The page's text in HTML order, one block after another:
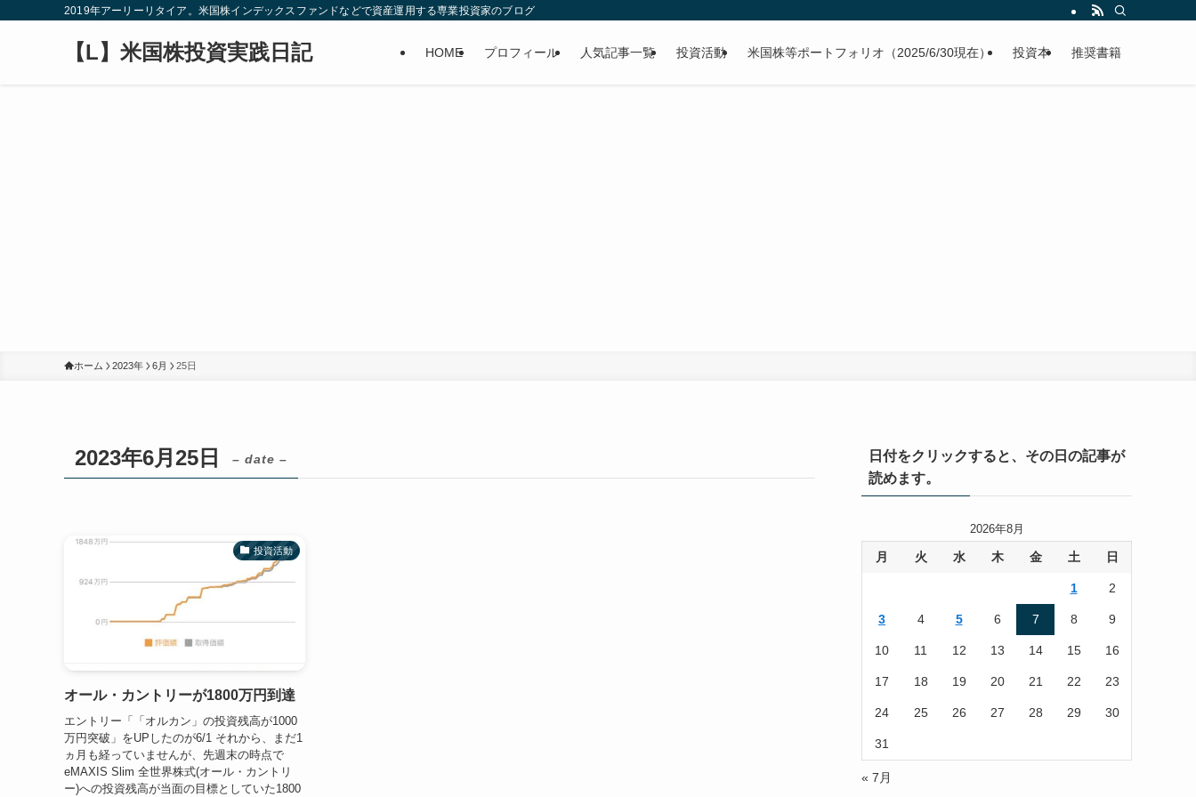
2019年アーリーリタイア。米国株インデックスファンドなどで資産運用する専業投資家のブログ
【L】米国株投資実践日記 HOME プロフィール 人気記事一覧 投資活動 米国株等ポートフォリオ（2025/6/30現在） 投資本 推奨書籍
ホーム 2023年 6月 25日
2023年6月25日 – date –
投資活動
オール・カントリーが1800万円到達
エントリー「「オルカン」の投資残高が1000
万円突破」をUPしたのが6/1 それから、まだ1
ヵ月も経っていませんが、先週末の時点で
eMAXIS Slim 全世界株式(オール・カントリ
ー)への投資残高が当面の目標としていた1800
日付をクリックすると、その日の記事が
読めます。
2026年8月
月 火 水 木 金 土 日
1 2
3 4 5 6 7 8 9
10 11 12 13 14 15 16
17 18 19 20 21 22 23
24 25 26 27 28 29 30
31
« 7月